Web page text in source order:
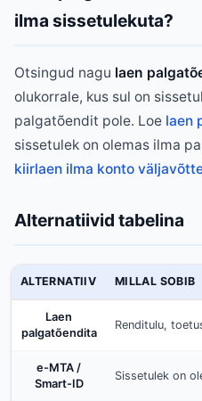
ilma sissetulekuta?
Otsingud nagu laen
olukorrale, kus sul on
palgatõendit pole. Loe laen
sissetulek on olemas ilma
kiirlaen ilma konto
Alternatiivid tabelina
ALTERNATIIV MILLAL SOBIB
Laen
palgatõendita
Renditulu,
e-MTA /
Smart-ID
Sissetulek on